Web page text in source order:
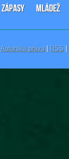
ZÁPASY MLÁDEŽ
Autorská práva| RSS |